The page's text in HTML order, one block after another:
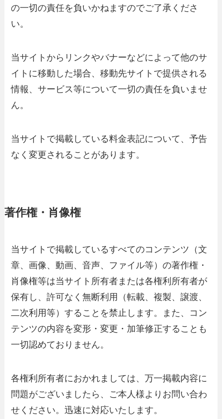
の一切の責任を負いかねますのでご了承くださ
い。
当サイトからリンクやバナーなどによって他のサ
イトに移動した場合、移動先サイトで提供される
情報、サービス等について一切の責任を負いませ
ん。
当サイトで掲載している料金表記について、予告
なく変更されることがあります。
著作権・肖像権
当サイトで掲載しているすべてのコンテンツ（文
章、画像、動画、音声、ファイル等）の著作権・
肖像権等は当サイト所有者または各権利所有者が
保有し、許可なく無断利用（転載、複製、譲渡、
二次利用等）することを禁止します。また、コン
テンツの内容を変形・変更・加筆修正することも
一切認めておりません。
各権利所有者におかれましては、万一掲載内容に
問題がございましたら、ご本人様よりお問い合わ
せください。迅速に対応いたします。